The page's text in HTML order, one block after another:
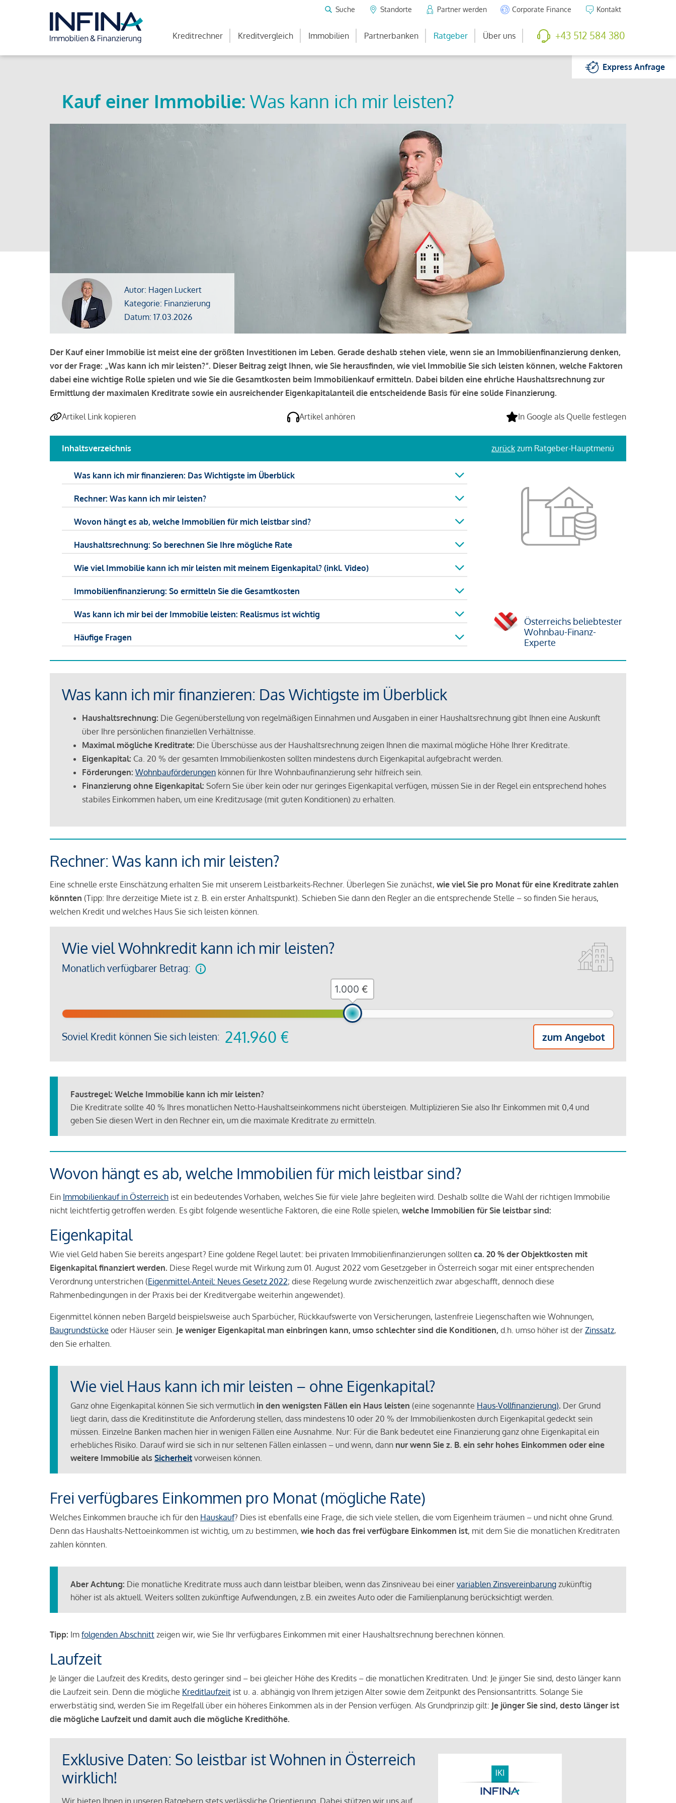
Suche Standorte Partner werden Corporate Finance Kontakt
Kreditrechner Kreditvergleich Immobilien Partnerbanken Ratgeber Über uns +43 512 584 380
ExpressAnfrage
Kauf einer Immobilie: Was kann ich mir leisten?
Autor: Hagen Luckert
Kategorie: Finanzierung
Datum: 17.03.2026
Der Kauf einer Immobilie ist meist eine der größten Investitionen im Leben. Gerade deshalb stehen viele, wenn sie an Immobilienfinanzierung denken,
vor der Frage: „Was kann ich mir leisten?“. Dieser Beitrag zeigt Ihnen, wie Sie herausfinden, wie viel Immobilie Sie sich leisten können, welche Faktoren
dabei eine wichtige Rolle spielen und wie Sie die Gesamtkosten beim Immobilienkauf ermitteln. Dabei bilden eine ehrliche Haushaltsrechnung zur
Ermittlung der maximalen Kreditrate sowie ein ausreichender Eigenkapitalanteil die entscheidende Basis für eine solide Finanzierung.
Artikel Link kopieren Artikel anhören In Google als Quelle festlegen
Inhaltsverzeichnis zurück zum Ratgeber-Hauptmenü
Was kann ich mir finanzieren: Das Wichtigste im Überblick
Rechner: Was kann ich mir leisten?
Wovon hängt es ab, welche Immobilien für mich leistbar sind?
Haushaltsrechnung: So berechnen Sie Ihre mögliche Rate
Wie viel Immobilie kann ich mir leisten mit meinem Eigenkapital? (inkl. Video)
Immobilienfinanzierung: So ermitteln Sie die Gesamtkosten
Was kann ich mir bei der Immobilie leisten: Realismus ist wichtig
Häufige Fragen
Österreichs beliebtester
Wohnbau-Finanz-
Experte
Was kann ich mir finanzieren: Das Wichtigste im Überblick
Haushaltsrechnung: Die Gegenüberstellung von regelmäßigen Einnahmen und Ausgaben in einer Haushaltsrechnung gibt Ihnen eine Auskunft
über Ihre persönlichen finanziellen Verhältnisse.
Maximal mögliche Kreditrate: Die Überschüsse aus der Haushaltsrechnung zeigen Ihnen die maximal mögliche Höhe Ihrer Kreditrate.
Eigenkapital: Ca. 20 % der gesamten Immobilienkosten sollten mindestens durch Eigenkapital aufgebracht werden.
Förderungen: Wohnbauförderungen können für Ihre Wohnbaufinanzierung sehr hilfreich sein.
Finanzierung ohne Eigenkapital: Sofern Sie über kein oder nur geringes Eigenkapital verfügen, müssen Sie in der Regel ein entsprechend hohes
stabiles Einkommen haben, um eine Kreditzusage (mit guten Konditionen) zu erhalten.
Rechner: Was kann ich mir leisten?
Eine schnelle erste Einschätzung erhalten Sie mit unserem Leistbarkeits-Rechner. Überlegen Sie zunächst, wie viel Sie pro Monat für eine Kreditrate zahlen
könnten (Tipp: Ihre derzeitige Miete ist z. B. ein erster Anhaltspunkt). Schieben Sie dann den Regler an die entsprechende Stelle – so finden Sie heraus,
welchen Kredit und welches Haus Sie sich leisten können.
Wie viel Wohnkredit kann ich mir leisten?
Monatlich verfügbarer Betrag:
Soviel Kredit können Sie sich leisten: 241.960 € zum Angebot
€
Faustregel: Welche Immobilie kann ich mir leisten?
Die Kreditrate sollte 40 % Ihres monatlichen Netto-Haushaltseinkommens nicht übersteigen. Multiplizieren Sie also Ihr Einkommen mit 0,4 und
geben Sie diesen Wert in den Rechner ein, um die maximale Kreditrate zu ermitteln.
Wovon hängt es ab, welche Immobilien für mich leistbar sind?
Ein Immobilienkauf in Österreich ist ein bedeutendes Vorhaben, welches Sie für viele Jahre begleiten wird. Deshalb sollte die Wahl der richtigen Immobilie
nicht leichtfertig getroffen werden. Es gibt folgende wesentliche Faktoren, die eine Rolle spielen, welche Immobilien für Sie leistbar sind:
Eigenkapital
Wie viel Geld haben Sie bereits angespart? Eine goldene Regel lautet: bei privaten Immobilienfinanzierungen sollten ca. 20 % der Objektkosten mit
Eigenkapital finanziert werden. Diese Regel wurde mit Wirkung zum 01. August 2022 vom Gesetzgeber in Österreich sogar mit einer entsprechenden
Verordnung unterstrichen (Eigenmittel-Anteil: Neues Gesetz 2022; diese Regelung wurde zwischenzeitlich zwar abgeschafft, dennoch diese
Rahmenbedingungen in der Praxis bei der Kreditvergabe weiterhin angewendet).
Eigenmittel können neben Bargeld beispielsweise auch Sparbücher, Rückkaufswerte von Versicherungen, lastenfreie Liegenschaften wie Wohnungen,
Baugrundstücke oder Häuser sein. Je weniger Eigenkapital man einbringen kann, umso schlechter sind die Konditionen, d.h. umso höher ist der Zinssatz,
den Sie erhalten.
Wie viel Haus kann ich mir leisten – ohne Eigenkapital?
Ganz ohne Eigenkapital können Sie sich vermutlich in den wenigsten Fällen ein Haus leisten (eine sogenannte Haus-Vollfinanzierung). Der Grund
liegt darin, dass die Kreditinstitute die Anforderung stellen, dass mindestens 10 oder 20 % der Immobilienkosten durch Eigenkapital gedeckt sein
müssen. Einzelne Banken machen hier in wenigen Fällen eine Ausnahme. Nur: Für die Bank bedeutet eine Finanzierung ganz ohne Eigenkapital ein
erhebliches Risiko. Darauf wird sie sich in nur seltenen Fällen einlassen – und wenn, dann nur wenn Sie z. B. ein sehr hohes Einkommen oder eine
weitere Immobilie als Sicherheit vorweisen können.
Frei verfügbares Einkommen pro Monat (mögliche Rate)
Welches Einkommen brauche ich für den Hauskauf? Dies ist ebenfalls eine Frage, die sich viele stellen, die vom Eigenheim träumen – und nicht ohne Grund.
Denn das Haushalts-Nettoeinkommen ist wichtig, um zu bestimmen, wie hoch das frei verfügbare Einkommen ist, mit dem Sie die monatlichen Kreditraten
zahlen könnten.
Aber Achtung: Die monatliche Kreditrate muss auch dann leistbar bleiben, wenn das Zinsniveau bei einer variablen Zinsvereinbarung zukünftig
höher ist als aktuell. Weiters sollten zukünftige Aufwendungen, z.B. ein zweites Auto oder die Familienplanung berücksichtigt werden.
Tipp: Im folgenden Abschnitt zeigen wir, wie Sie Ihr verfügbares Einkommen mit einer Haushaltsrechnung berechnen können.
Laufzeit
Je länger die Laufzeit des Kredits, desto geringer sind – bei gleicher Höhe des Kredits – die monatlichen Kreditraten. Und: Je jünger Sie sind, desto länger kann
die Laufzeit sein. Denn die mögliche Kreditlaufzeit ist u. a. abhängig von Ihrem jetzigen Alter sowie dem Zeitpunkt des Pensionsantritts. Solange Sie
erwerbstätig sind, werden Sie im Regelfall über ein höheres Einkommen als in der Pension verfügen. Als Grundprinzip gilt: Je jünger Sie sind, desto länger ist
die mögliche Laufzeit und damit auch die mögliche Kredithöhe.
Exklusive Daten: So leistbar ist Wohnen in Österreich
wirklich!